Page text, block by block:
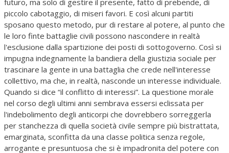
piccolo cabotaggio, di miseri favori. E così alcuni partiti
sposano questo metodo, pur di restare al potere, al punto che
le loro finte battaglie civili possono nascondere in realtà
l'esclusione dalla spartizione dei posti di sottogoverno. Così si
impugna indegnamente la bandiera della giustizia sociale per
trascinare la gente in una battaglia che crede nell'interesse
collettivo, ma che, in realtà, nasconde un interesse individuale.
Quando si dice “il conflitto di interessi”. La questione morale
nel corso degli ultimi anni sembrava essersi eclissata per
l'indebolimento degli anticorpi che dovrebbero sorreggerla
per stanchezza di quella società civile sempre più bistrattata,
emarginata, sconfitta da una classe politica senza regole,
arrogante e presuntuosa che si è impadronita del potere con